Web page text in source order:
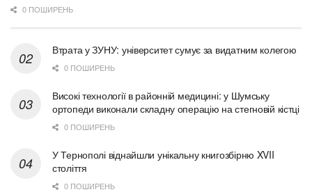
0 ПОШИРЕНЬ
Втрата у ЗУНУ: університет сумує за видатним колегою
0 ПОШИРЕНЬ
Високі технології в районній медицині: у Шумську
ортопеди виконали складну операцію на стегновій кістці
0 ПОШИРЕНЬ
У Тернополі віднайшли унікальну книгозбірню XVII
століття
0 ПОШИРЕНЬ